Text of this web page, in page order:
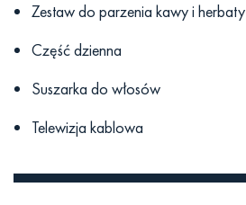
Zestaw do parzenia kawy i herbaty
Część dzienna
Suszarka do włosów
Telewizja kablowa